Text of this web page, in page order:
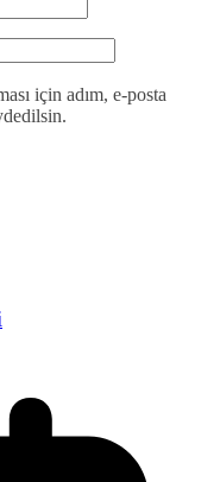
için adım, e-posta